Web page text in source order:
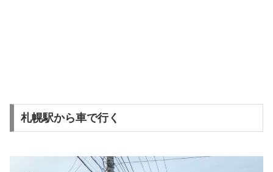
札幌駅から車で行く